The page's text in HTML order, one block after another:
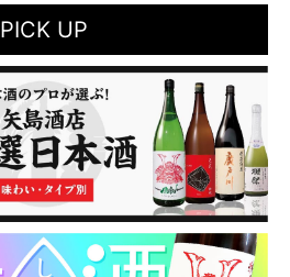
PICK UP